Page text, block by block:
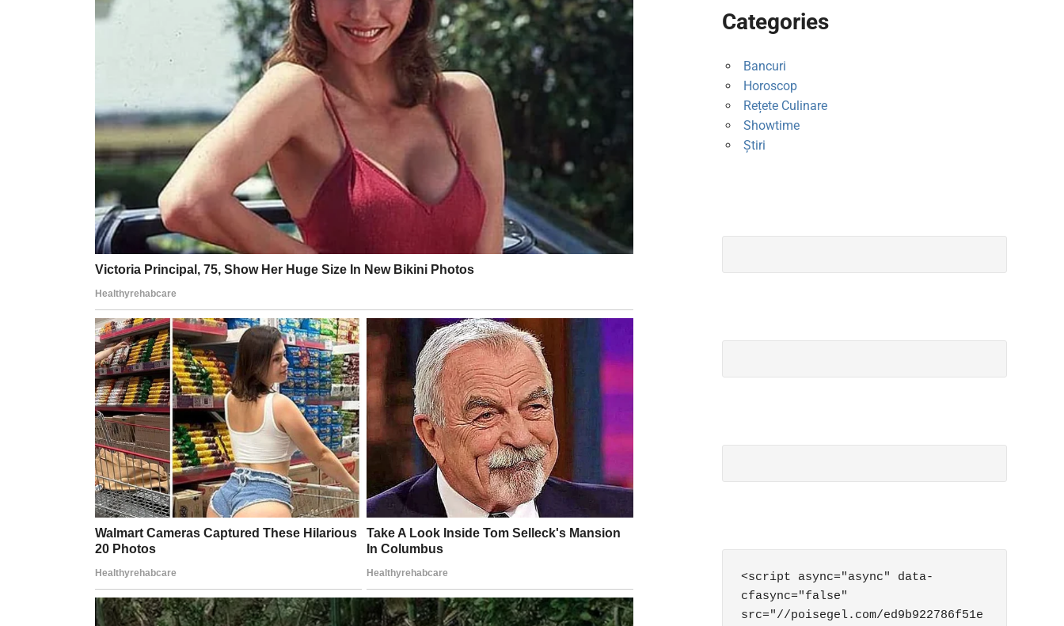
Categories
Bancuri
Horoscop
Rețete Culinare
Showtime
Știri
<script async="async" data-
cfasync="false"
src="//poisegel.com/ed9b922786f51e